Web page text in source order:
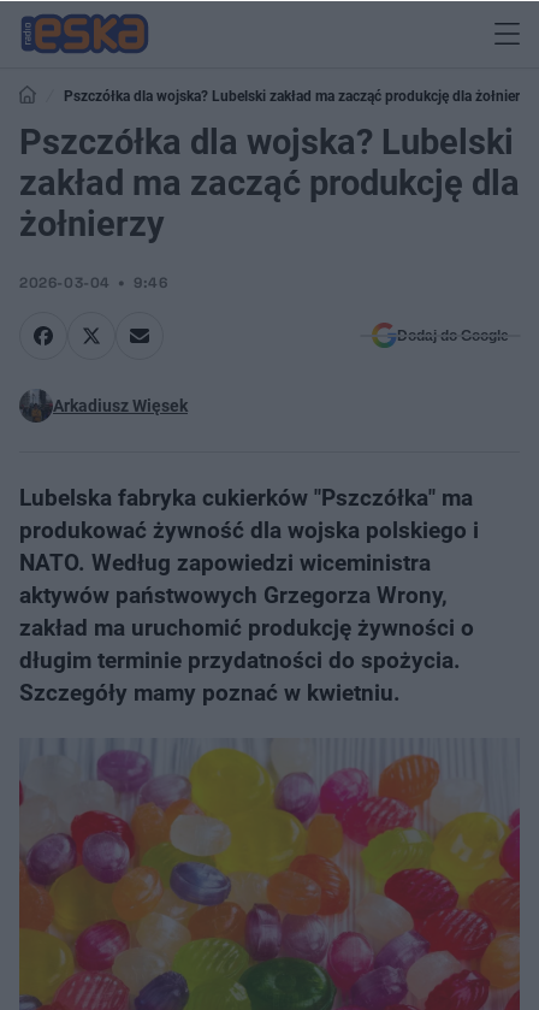
Pszczółka dla wojska? Lubelski zakład ma zacząć produkcję dla żołnierzy
Pszczółka dla wojska? Lubelski
zakład ma zacząć produkcję dla
żołnierzy
2026-03-04 9:46
Dodaj do Google
Arkadiusz Więsek
Lubelska fabryka cukierków "Pszczółka" ma
produkować żywność dla wojska polskiego i
NATO. Według zapowiedzi wiceministra
aktywów państwowych Grzegorza Wrony,
zakład ma uruchomić produkcję żywności o
długim terminie przydatności do spożycia.
Szczegóły mamy poznać w kwietniu.